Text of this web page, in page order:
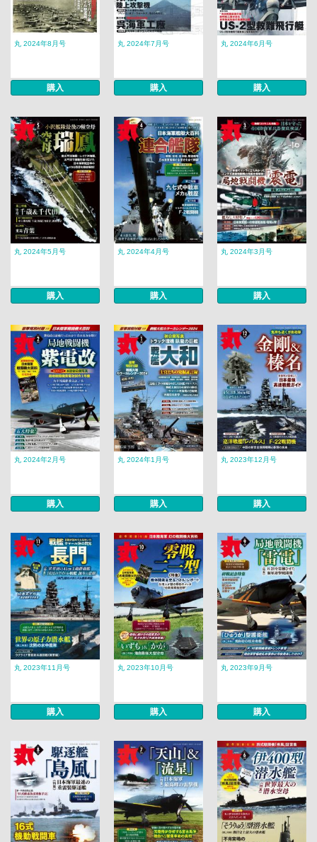
丸 2024年8月号
購入
丸 2024年7月号
購入
丸 2024年6月号
購入
丸 2024年5月号
購入
丸 2024年4月号
購入
丸 2024年3月号
購入
丸 2024年2月号
購入
丸 2024年1月号
購入
丸 2023年12月号
購入
丸 2023年11月号
購入
丸 2023年10月号
購入
丸 2023年9月号
購入